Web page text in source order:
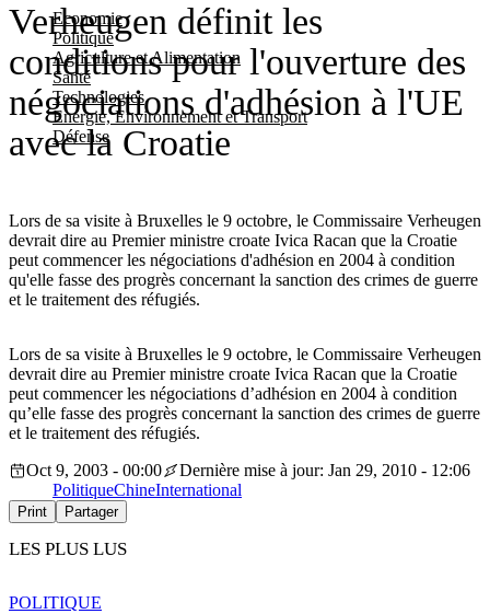
Economie
Politique
Agriculture et Alimentation
Santé
Technologies
Energie, Environnement et Transport
Défense
Verheugen définit les
conditions pour l'ouverture des
négociations d'adhésion à l'UE
avec la Croatie
Lors de sa visite à Bruxelles le 9 octobre, le Commissaire Verheugen
devrait dire au Premier ministre croate Ivica Racan que la Croatie
peut commencer les négociations d'adhésion en 2004 à condition
qu'elle fasse des progrès concernant la sanction des crimes de guerre
et le traitement des réfugiés.
Lors de sa visite à Bruxelles le 9 octobre, le Commissaire Verheugen
devrait dire au Premier ministre croate Ivica Racan que la Croatie
peut commencer les négociations d’adhésion en 2004 à condition
qu’elle fasse des progrès concernant la sanction des crimes de guerre
et le traitement des réfugiés.
Oct 9, 2003 - 00:00
Dernière mise à jour: Jan 29, 2010 - 12:06
PolitiqueChineInternational
Print Partager
LES PLUS LUS
POLITIQUE